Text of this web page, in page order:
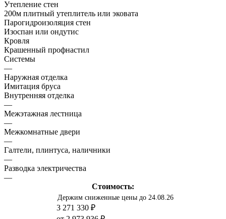
Утепление стен
200м плитный утеплитель или эковата
Парогидроизоляция стен
Изоспан или ондутис
Кровля
Крашенный профнастил
Системы
—
Наружная отделка
Имитация бруса
Внутренняя отделка
—
Межэтажная лестница
—
Межкомнатные двери
—
Галтели, плинтуса, наличники
—
Разводка электричества
—
Стоимость:
Держим сниженные цены до 24.08.26
3 271 330 ₽